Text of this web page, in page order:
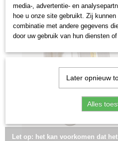
Let op: het kan voorkomen dat
media-, advertentie- en
hoe u onze site gebruikt. Zij
combinatie met andere gegevens
door uw gebruik van hun diensten
Later opnieuw
Alles